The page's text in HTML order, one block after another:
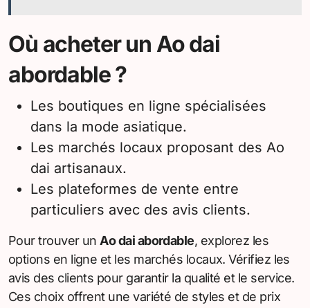
Où acheter un Ao dai
abordable ?
Les boutiques en ligne spécialisées
dans la mode asiatique.
Les marchés locaux proposant des Ao
dai artisanaux.
Les plateformes de vente entre
particuliers avec des avis clients.
Pour trouver unAo dai abordable, explorez les
options en ligne et les marchés locaux. Vérifiez les
avis des clients pour garantir la qualité et le service.
Ces choix offrent une variété de styles et de prix